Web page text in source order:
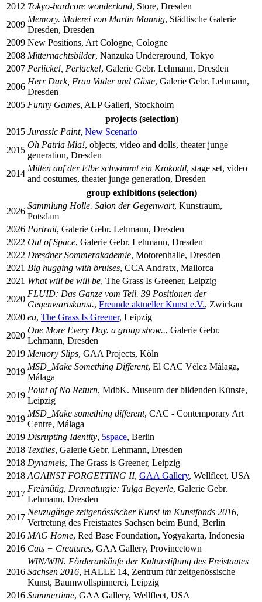
2012 Tokyo-hardcore wonderland, Store, Dresden
2009
Memory. Malerei von Martin Mannig, Städtische Galerie
Dresden, Dresden
2009 New Positions, Art Cologne, Cologne
2008 Mitternachtsbilder, Nanzuka Underground, Tokyo
2007 Perlicke!, Perlacke!, Galerie Gebr. Lehmann, Dresden
2006
Herr Dark, Frau Vader und Gäste, Galerie Gebr. Lehmann,
Dresden
2005 Funny Games, ALP Galleri, Stockholm
projects (selection)
2015 Jurassic Paint, New Scenario
2015
Oh Patria Mia!, objects, video and dolls, theater junge
generation, Dresden
2014
Mitten auf der Elbe schwimmt ein Krokodil, stage set, video
and costumes, theater junge generation, Dresden
group exhibitions (selection)
2026
Sammlung Holle. Salon der Gegenwart, Kunstraum,
Potsdam
2026 Portrait, Galerie Gebr. Lehmann, Dresden
2022 Out of Space, Galerie Gebr. Lehmann, Dresden
2022 Dresdner Sommerakademie, Motorenhalle, Dresden
2021 Big hugging with bruises, CCA Andratx, Mallorca
2021 What will be will be, The Grass Is Greener, Leipzig
2020
FLUID: Das Ganze vom Teil. 39 Positionen der
Gegenwartskunst., Freunde aktueller Kunst e.V., Zwickau
2020 eu, The Grass Is Greener, Leipzig
2020
One More Every Day. a group show.., Galerie Gebr.
Lehmann, Dresden
2019 Memory Slips, GAA Projects, Köln
2019
MSD_Make Something Different, El CAC Vélez Málaga,
Málaga
2019
Point of No Return, MdbK. Museum der bildenden Künste,
Leipzig
2019
MSD_Make something different, CAC - Contemporary Art
Centre, Málaga
2019 Disrupting Identity, 5space, Berlin
2018 Textiles, Galerie Gebr. Lehmann, Dresden
2018 Dynameis, The Grass is Greener, Leipzig
2018 AGAINST FORGETTING II, GAA Gallery, Wellfleet, USA
2017
Freimütig, Dramaturgie: Tulga Beyerle, Galerie Gebr.
Lehmann, Dresden
2017
Neuzugänge zeitgenössischer Kunst im Kunstfonds 2016,
Vertretung des Freistaates Sachsen beim Bund, Berlin
2016 MAG Home, Red Base Foundation, Yogyakarta, Indonesia
2016 Cats + Creatures, GAA Gallery, Provincetown
2016
WIN/WIN. Förderankäufe der Kulturstiftung des Freistaates
Sachsen 2016, HALLE 14, Zentrum für zeitgenössische
Kunst, Baumwollspinnerei, Leipzig
2016 Summertime, GAA Gallery, Wellfleet, USA